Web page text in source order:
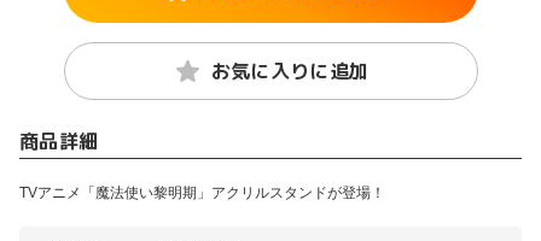
お気に入りに追加
商品詳細
TVアニメ「魔法使い黎明期」アクリルスタンドが登場！